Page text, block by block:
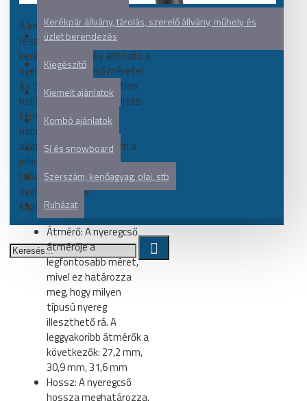
Kerékpár állvány, tárolás, szerelő állvány, műhely és
üzlet berendezés
Kiegészítő
Kiemelt ajánlatok
Kombó ajánlatok
Sí és snowboard
Szerszám, kenőagyag, olaj, stb
Ruházat
A kerékpár nyeregcső fontos
része a biciklinek, mivel ezen
keresztül rögzül és állítható a
nyereg. A nyeregcső méretei
és tulajdonságai közvetlen
hatással vannak a biciklizés
kényelmére és
hatékonyságára. Az
alábbiakban bemutatom a
jellemző méreteket és
tulajdonságokat a kerékpár
nyeregcsövekkel
kapcsolatban:
Átmérő: A nyeregcső
átmérője a
legfontosabb méret,
mivel ez határozza
meg, hogy milyen
típusú nyereg
illeszthető rá. A
leggyakoribb átmérők a
következők: 27,2 mm,
30,9 mm, 31,6 mm
Hossz: A nyeregcső
hossza meghatározza,